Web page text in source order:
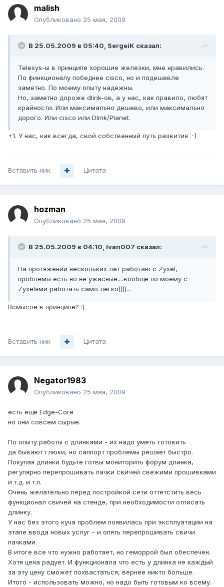
malish
Опубликовано 25 мая, 2009
В 25.05.2009 в 05:40, SergeiK сказал:
Telesys-ы в принципе хорошие железки, мне нравились.
По финкционалу победнее cisco, но и подешевле
заметно. По моему опыту надежны.
Но, заметно дороже dlink-ов, а у нас, как правило, любят
крайности. Или максимально дешево, или максимально
дорого. Или cisco или Dlink/Planet.
+1. У нас, как всегда, свой собственный путь развития :-)
Вставить ник Цитата
hozman
Опубликовано 25 мая, 2009
В 25.05.2009 в 04:10, Ivan007 сказал:
На протяжении нескольких лет работаю с Zyxel,
проблемы есть но не ужасные....вообще по моему с
Zyxelями работать само легко))))...
Всмысле в принципе? :)
Вставить ник Цитата
Negator1983
Опубликовано 25 мая, 2009
есть еще Edge-Core
но они совсем сырые.
По опыту работы с длинками - их надо уметь готовить
да бывают глюки, но саппорт проблемы решает быстро.
Покупая длинки будьте готвы мониторить форум длинка,
регулярно перепрошивать пачки свичей свежими прошивками
и т.д. и т.п.
Очень желательно перед постройкой сети оттетстить весь
функционал свичей на стенде, при необходимости отписать
длинку.
У нас без этого куча проблем появилась при эксплуатации на
этапе ввода новых услуг - и опять перепрошивать свичи
пачками.
В итоге все что нужно работает, но геморрой был обеспечен.
Хотя цена радует. И функционала что есть у длинка не каждый
за эту цену сможет похвастаться, вернее никто больше.
Итого - использовать можно, но надо быть готовым ко всему.